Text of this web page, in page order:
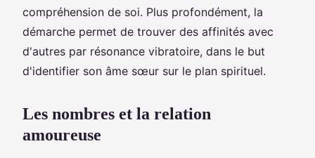
compréhension de soi. Plus profondément, la
démarche permet de trouver des affinités avec
d'autres par résonance vibratoire, dans le but
d'identifier son âme sœur sur le plan spirituel.
Les nombres et la relation
amoureuse